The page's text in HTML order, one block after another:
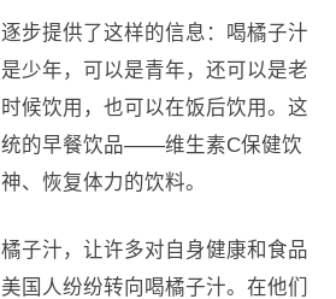
步提供了这样的信息：喝橘子汁
少年，可以是青年，还可以是老
候饮用，也可以在饭后饮用。这
的早餐饮品——维生素C保健饮
、恢复体力的饮料。
子汁，让许多对自身健康和食品
国人纷纷转向喝橘子汁。在他们